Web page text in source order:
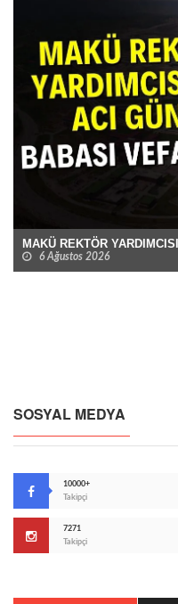
MAKÜ REKTÖR
6 Ağustos 2026
SOSYAL MEDYA
10000+
Takipçi
7271
Takipçi